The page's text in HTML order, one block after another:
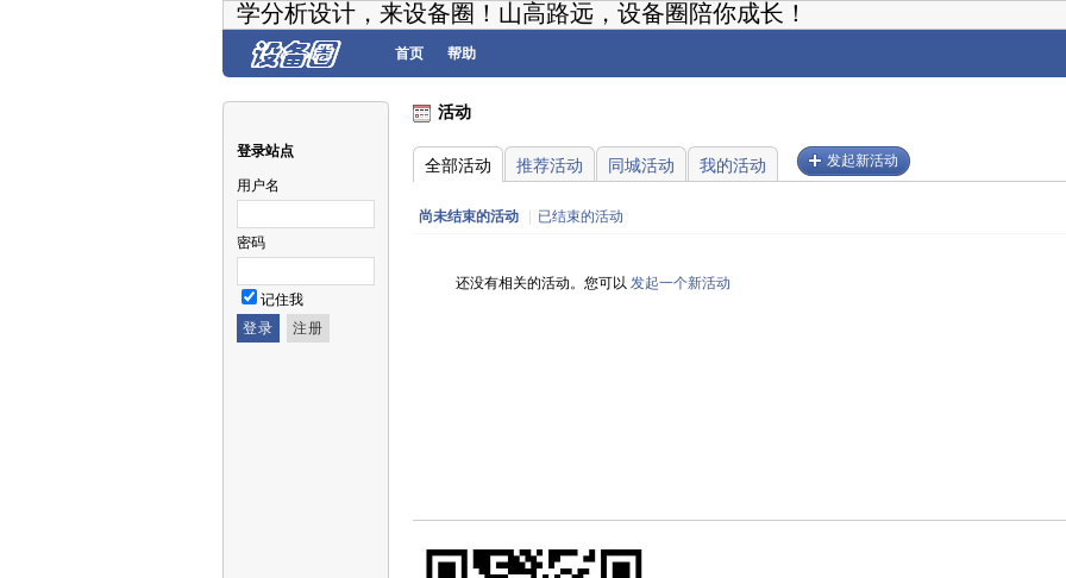
学分析设计，来设备圈！山高路远，设备圈陪你成长！
首页 帮助
登录站点
用户名
密码
记住我
活动
全部活动 推荐活动 同城活动 我的活动 发起新活动
尚未结束的活动 已结束的活动
还没有相关的活动。您可以 发起一个新活动